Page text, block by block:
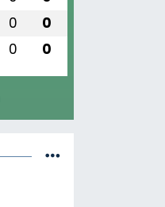
0 0
0 0